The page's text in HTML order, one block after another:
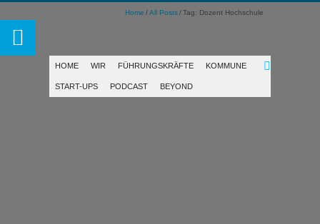
Home All Posts Tag: Dozent Hochschule
HOME WIR FÜHRUNGSKRÄFTE KOMMUNE
START-UPS PODCAST BEYOND